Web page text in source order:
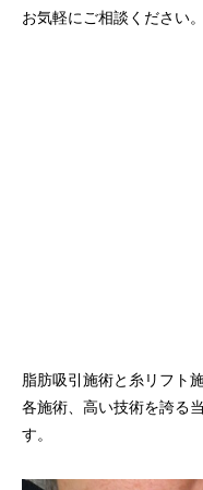
お気軽にご相談ください。
脂肪吸引施術と糸リフト
各施術、高い技術を誇る
す。